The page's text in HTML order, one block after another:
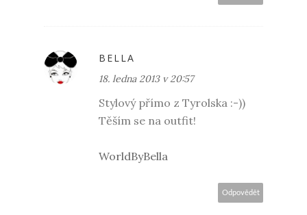
BELLA
18. ledna 2013 v 20:57
Stylový přímo z Tyrolska :-))
Těším se na outfit!
WorldByBella
Odpovědět